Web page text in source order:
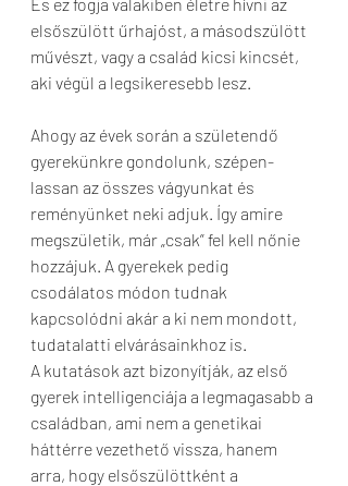
elsőszülött űrhajóst, a másodszülött
művészt, vagy a család kicsi kincsét,
aki végül a legsikeresebb lesz.
Ahogy az évek során a születendő
gyerekünkre gondolunk, szépen-
lassan az összes vágyunkat és
reményünket neki adjuk. Így amire
megszületik, már „csak” fel kell nőnie
hozzájuk. A gyerekek pedig
csodálatos módon tudnak
kapcsolódni akár a ki nem mondott,
tudatalatti elvárásainkhoz is.
A kutatások azt bizonyítják, az első
gyerek intelligenciája a legmagasabb a
családban, ami nem a genetikai
háttérre vezethető vissza, hanem
arra, hogy elsőszülöttként a